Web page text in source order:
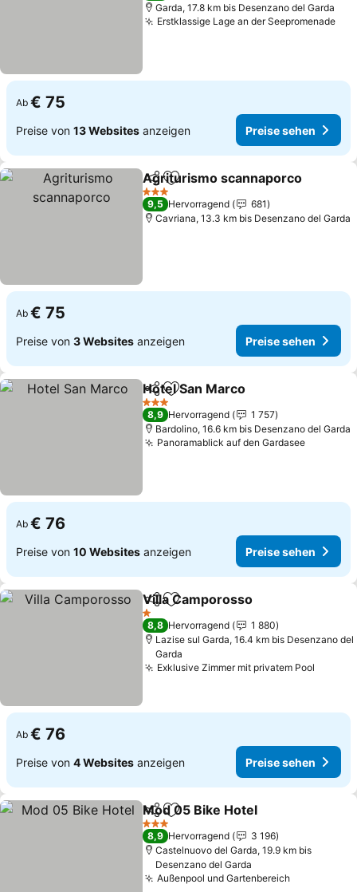
Garda, 17.8 km bis Desenzano del Garda
Erstklassige Lage an der Seepromenade
Ab € 75
Preise von 13 Websites anzeigen Preise sehen
TeilenZu Favoriten hinzufügen
Agriturismo scannaporco
3 Sterne
9,5 Hervorragend
681
Cavriana, 13.3 km bis Desenzano del Garda
Ab € 75
Preise von 3 Websites anzeigen Preise sehen
TeilenZu Favoriten hinzufügen
Hotel San Marco
3 Sterne
8,9 Hervorragend
1 757
Bardolino, 16.6 km bis Desenzano del Garda
Panoramablick auf den GardaseePreise
Ab € 76
Preise von 10 Websites anzeigen Preise sehen
TeilenZu Favoriten hinzufügen
Villa Camporosso
1 Sterne
8,8 Hervorragend
1 880
Lazise sul Garda, 16.4 km bis Desenzano del
Garda
Exklusive Zimmer mit privatem Pool
Ab € 76
Preise von 4 Websites anzeigen Preise sehen
TeilenZu Favoriten hinzufügen
Mod 05 Bike Hotel
3 Sterne
8,9 Hervorragend
3 196
Castelnuovo del Garda, 19.9 km bis
Desenzano del Garda
Außenpool und GartenbereichPreise